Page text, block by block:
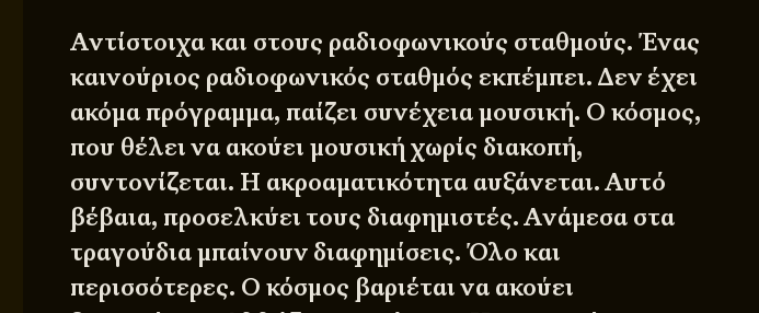
Αντίστοιχα και στους ραδιοφωνικούς σταθμούς. Ένας
καινούριος ραδιοφωνικός σταθμός εκπέμπει. Δεν έχει
ακόμα πρόγραμμα, παίζει συνέχεια μουσική. Ο κόσμος,
που θέλει να ακούει μουσική χωρίς διακοπή,
συντονίζεται. Η ακροαματικότητα αυξάνεται. Αυτό
βέβαια, προσελκύει τους διαφημιστές. Ανάμεσα στα
τραγούδια μπαίνουν διαφημίσεις. Όλο και
περισσότερες. Ο κόσμος βαριέται να ακούει